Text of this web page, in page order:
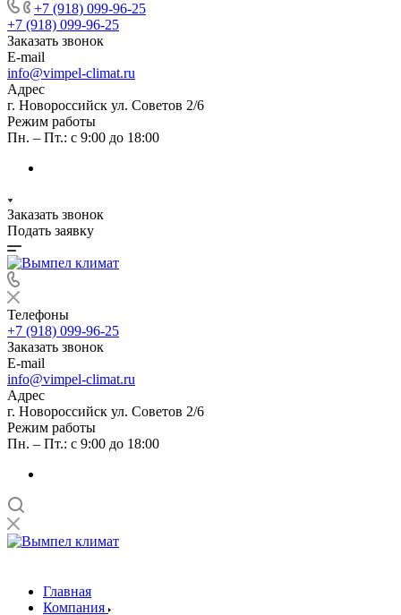
+7 (918) 099-96-25
+7 (918) 099-96-25
Заказать звонок
E-mail
info@vimpel-climat.ru
Адрес
г. Новороссийск ул. Советов 2/6
Режим работы
Пн. – Пт.: с 9:00 до 18:00
Заказать звонок
Подать заявку
Телефоны
+7 (918) 099-96-25
Заказать звонок
E-mail
info@vimpel-climat.ru
Адрес
г. Новороссийск ул. Советов 2/6
Режим работы
Пн. – Пт.: с 9:00 до 18:00
Главная
Компания